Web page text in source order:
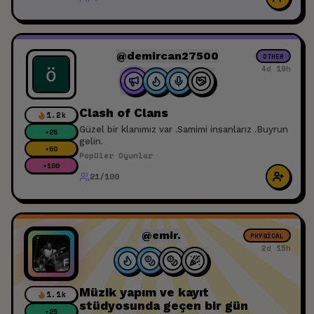
1.2k
+25
+50
+100
@demircan27500 OTHER
4d 19h
Clash of Clans
Güzel bir klanımız var .Samimi insanlarız .Buyrun
gelin.
Popüler Oyunlar
21/100
1.1k
+25
@emir. PHYSICAL
2d 15h
Müzik yapım ve kayıt
stüdyosunda geçen bir gün